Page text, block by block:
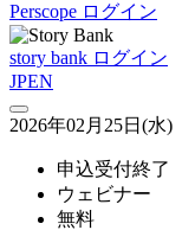
Perscope ログイン
story bank ログイン
JPEN
2026年02月25日(水)
申込受付終了
ウェビナー
無料